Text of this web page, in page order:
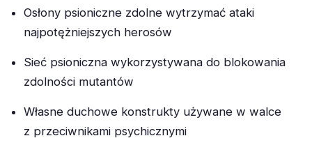
Osłony psioniczne zdolne wytrzymać ataki
najpotężniejszych herosów
Sieć psioniczna wykorzystywana do blokowania
zdolności mutantów
Własne duchowe konstrukty używane w walce
z przeciwnikami psychicznymi